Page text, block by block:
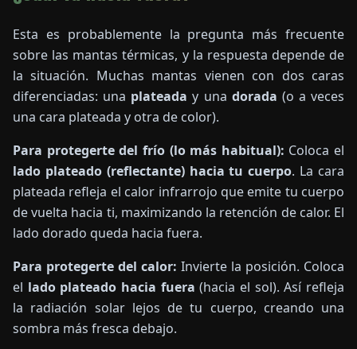
Esta es probablemente la pregunta más frecuente
sobre las mantas térmicas, y la respuesta depende de
la situación. Muchas mantas vienen con dos caras
diferenciadas: una plateada y una dorada (o a veces
una cara plateada y otra de color).
Para protegerte del frío (lo más habitual): Coloca el
lado plateado (reflectante) hacia tu cuerpo. La cara
plateada refleja el calor infrarrojo que emite tu cuerpo
de vuelta hacia ti, maximizando la retención de calor. El
lado dorado queda hacia fuera.
Para protegerte del calor: Invierte la posición. Coloca
el lado plateado hacia fuera (hacia el sol). Así refleja
la radiación solar lejos de tu cuerpo, creando una
sombra más fresca debajo.